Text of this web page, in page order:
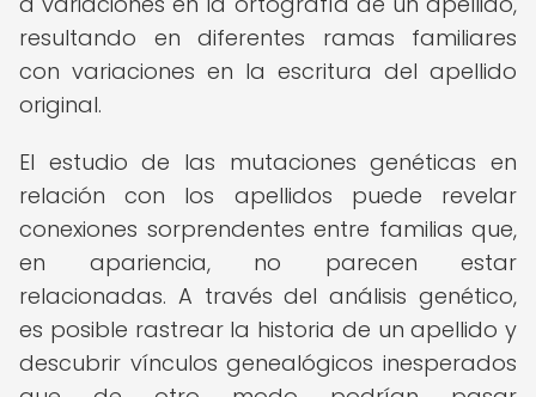
resultando en diferentes ramas familiares
con variaciones en la escritura del apellido
original.
El estudio de las mutaciones genéticas en
relación con los apellidos puede revelar
conexiones sorprendentes entre familias que,
en apariencia, no parecen estar
relacionadas. A través del análisis genético,
es posible rastrear la historia de un apellido y
descubrir vínculos genealógicos inesperados